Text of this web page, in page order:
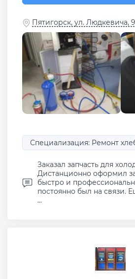
Пятигорск, ул. Людкевича,
Специализация: Ремонт
Заказал запчасть для
Дистанционно оформил
быстро и
постоянно был на связи.
...